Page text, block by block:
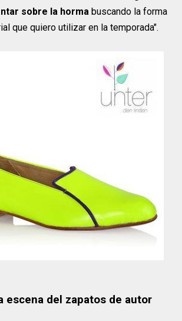
sobre la horma buscando la forma
que quiero utilizar en la temporada".
escena del zapatos de autor